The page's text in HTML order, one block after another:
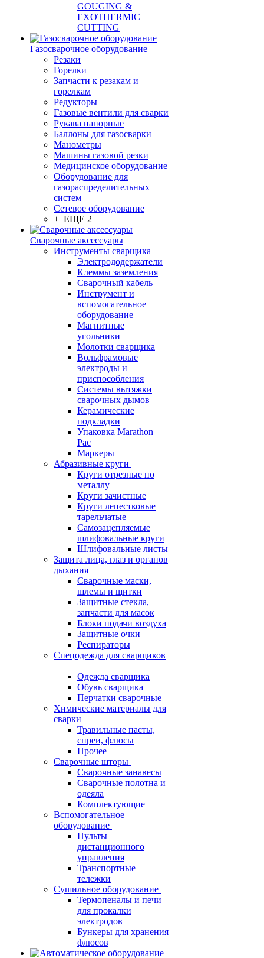
GOUGING &
EXOTHERMIC
CUTTING
Газосварочное оборудование
Резаки
Горелки
Запчасти к резакам и
горелкам
Редукторы
Газовые вентили для сварки
Рукава напорные
Баллоны для газосварки
Манометры
Машины газовой резки
Медицинское оборудование
Оборудование для
газораспределительных
систем
Сетевое оборудование
+ ЕЩЕ 2
Сварочные аксессуары
Инструменты сварщика
Электрододержатели
Клеммы заземления
Сварочный кабель
Инструмент и
вспомогательное
оборудование
Магнитные
угольники
Молотки сварщика
Вольфрамовые
электроды и
приспособления
Системы вытяжки
сварочных дымов
Керамические
подкладки
Упаковка Marathon
Pac
Маркеры
Абразивные круги
Круги отрезные по
металлу
Круги зачистные
Круги лепестковые
тарельчатые
Самозацепляемые
шлифовальные круги
Шлифовальные листы
Защита лица, глаз и органов
дыхания
Сварочные маски,
шлемы и щитки
Защитные стекла,
запчасти для масок
Блоки подачи воздуха
Защитные очки
Респираторы
Спецодежда для сварщиков
Одежда сварщика
Обувь сварщика
Перчатки сварочные
Химические материалы для
сварки
Травильные пасты,
спреи, флюсы
Прочее
Сварочные шторы
Сварочные занавесы
Сварочные полотна и
одеяла
Комплектующие
Вспомогательное
оборудование
Пульты
дистанционного
управления
Транспортные
тележки
Сушильное оборудование
Термопеналы и печи
для прокалки
электродов
Бункеры для хранения
флюсов